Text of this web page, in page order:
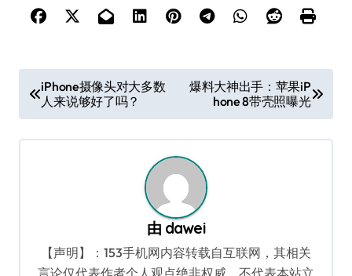
章
导
iPhone摄像头对大多数
人来说够好了吗？
爆料大神出手：苹果iP
hone 8带壳照曝光
由 dawei
【声明】：153手机网内容转载自互联网，其相关